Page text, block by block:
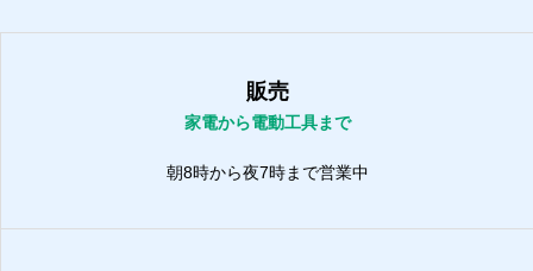
販売
家電から電動工具まで
朝8時から夜7時まで営業中